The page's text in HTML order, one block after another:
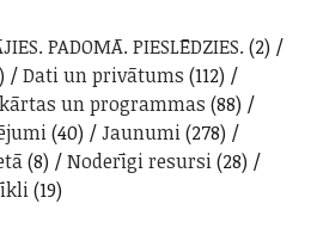
PADOMĀ. PIESLĒDZIES. (2)
Dati un privātums (112)
un programmas (88)
(40) Jaunumi(278)
(8) Noderīgi resursi(28)
(19)